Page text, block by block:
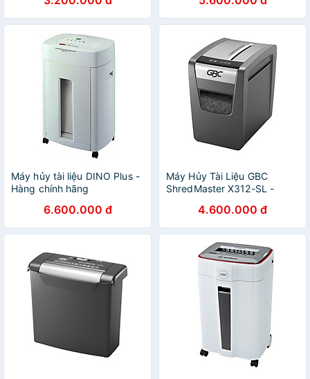
Máy hủy tài liệu DINO Plus -
Hàng chính hãng
6.600.000 đ
Máy Hủy Tài Liệu GBC
ShredMaster X312-SL -
4.600.000 đ